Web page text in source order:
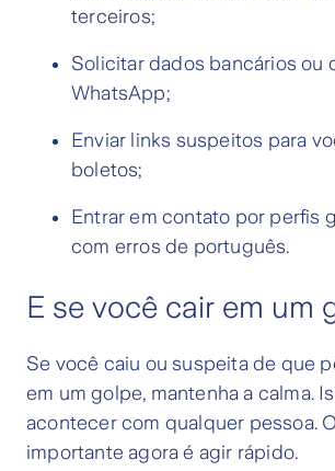
terceiros;
Solicitar dados bancários ou
WhatsApp;
Enviar links suspeitos para
boletos;
Entrar em contato por perfis
com erros de português.
E se você cair em um
Se você caiu ou suspeita de que
em um golpe, mantenha a calma.
acontecer com qualquer pessoa.
importante agora é agir rápido.